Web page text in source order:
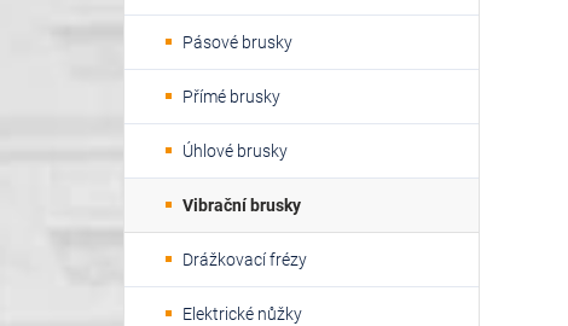
Pásové brusky
Přímé brusky
Úhlové brusky
Vibrační brusky
Drážkovací frézy
Elektrické nůžky